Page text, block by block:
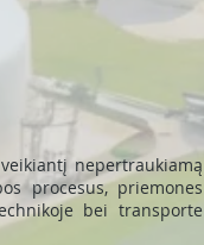
nepertraukiamą
procesus, priemones
bei transporte